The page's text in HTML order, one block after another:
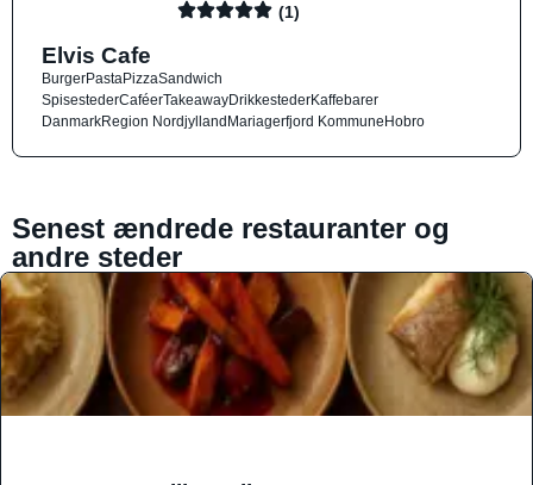
(1)
Elvis Cafe
BurgerPastaPizzaSandwich
SpisestederCaféerTakeawayDrikkestederKaffebarer
DanmarkRegion NordjyllandMariagerfjord KommuneHobro
Senest ændrede restauranter og
andre steder